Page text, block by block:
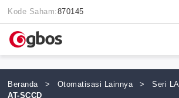
Kode Saham:870145
Beranda > Otomatisasi Lainnya > Seri LA
AT-SCCD